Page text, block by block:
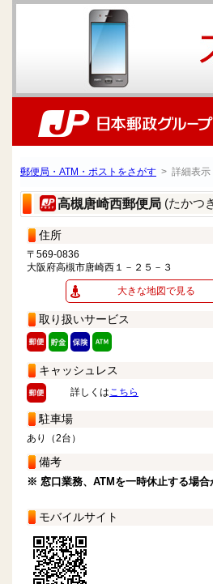
郵便局・ATM・ポストをさがす > 詳細表示
高槻唐崎西郵便局 (たかつ
住所
〒569-0836
大阪府高槻市唐崎西１－２５－３
大きな地図で見る
取り扱いサービス
キャッシュレス
詳しくはこちら
駐車場
あり（2台）
備考
※ 窓口業務、ATMを一時休止する場合
モバイルサイト